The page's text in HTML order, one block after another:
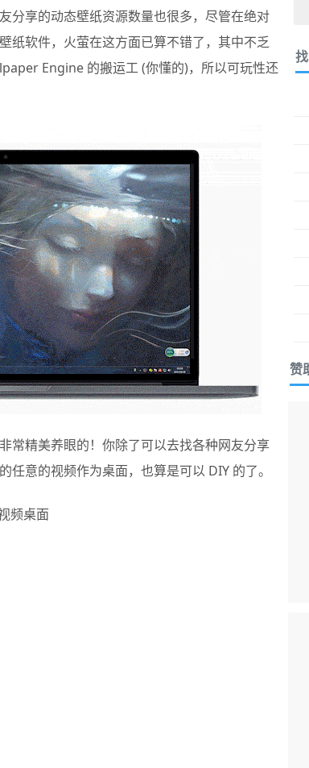
分享的动态壁纸资源数量也很多，尽管在绝对
纸软件，火萤在这方面已算不错了，其中不乏
Engine 的搬运工 (你懂的)，所以可玩性还
常精美养眼的！你除了可以去找各种网友分享
意的视频作为桌面，也算是可以 DIY 的了。
赞